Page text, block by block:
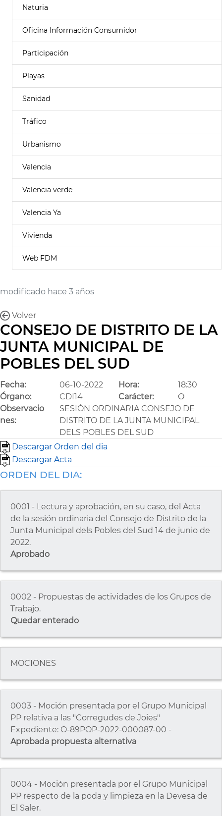
Naturia
Oficina Información Consumidor
Participación
Playas
Sanidad
Tráfico
Urbanismo
Valencia
Valencia verde
Valencia Ya
Vivienda
Web FDM
modificado hace 3 años
Volver
CONSEJO DE DISTRITO DE LA
JUNTA MUNICIPAL DE
POBLES DEL SUD
Fecha: 06-10-2022 Hora:
18:30
Órgano:
CDI14 Carácter:
O
Observacio
nes:
SESIÓN ORDINARIA CONSEJO DE
DISTRITO DE LA JUNTA MUNICIPAL
DELS POBLES DEL SUD
Descargar Orden del dia
Descargar Acta
ORDEN DEL DIA:
0001 - Lectura y aprobación, en su caso, del Acta
de la sesión ordinaria del Consejo de Distrito de la
Junta Municipal dels Pobles del Sud 14 de junio de
2022.
Aprobado
0002 - Propuestas de actividades de los Grupos de
Trabajo.
Quedar enterado
MOCIONES
0003 - Moción presentada por el Grupo Municipal
PP relativa a las "Corregudes de Joies"
Expediente: O-89POP-2022-000087-00 -
Aprobada propuesta alternativa
0004 - Moción presentada por el Grupo Municipal
PP respecto de la poda y limpieza en la Devesa de
El Saler.